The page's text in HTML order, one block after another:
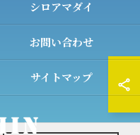
シロアマダイ
お問い合わせ
サイトマップ